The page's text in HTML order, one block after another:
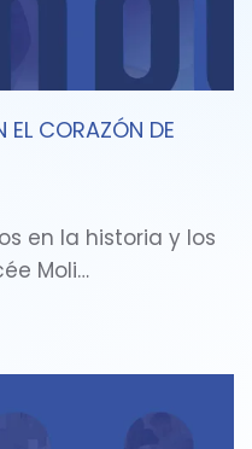
EL CORAZÓN DE
en la historia y los
Moli…